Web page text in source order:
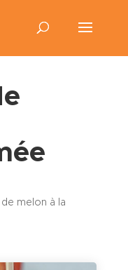
melon à la